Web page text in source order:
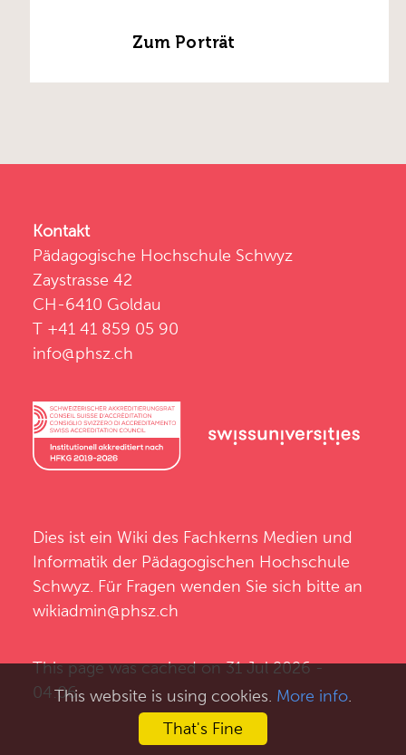
Zum Porträt
Kontakt
Pädagogische Hochschule Schwyz
Zaystrasse 42
CH-6410 Goldau
T +41 41 859 05 90
info@phsz.ch
Dies ist ein Wiki des Fachkerns Medien und
Informatik der Pädagogischen Hochschule
Schwyz . Für Fragen wenden Sie sich bitte an
wikiadmin@phsz.ch
This page was cached on 31 Jul 2026 -
04:06.
This website is using cookies. More info
That's Fine